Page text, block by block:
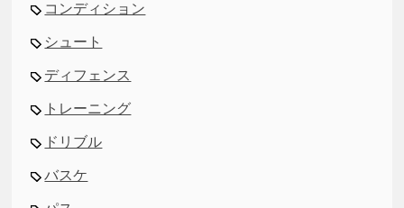
コンディション
シュート
ディフェンス
トレーニング
ドリブル
バスケ